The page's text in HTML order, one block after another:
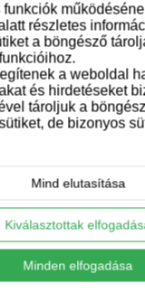
rajzfilm
részletes
a böngésző
a weboldal
és hirdetéseket
tároljuk a
de bizonyos
Mind elutasítása
Kiválasztottak
Minden elfogadása